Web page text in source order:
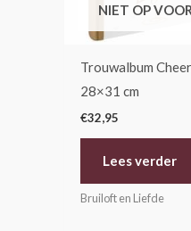
NIET OP
Trouwalbum
28×31 cm
€32,95
Lees verder
Bruiloft en Liefde